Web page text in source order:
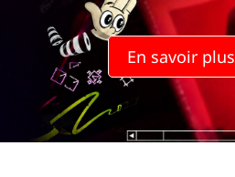
n
En savoir plus